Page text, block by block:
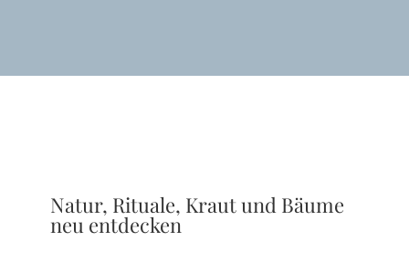
Natur, Rituale, Kraut und Bäume
neu entdecken